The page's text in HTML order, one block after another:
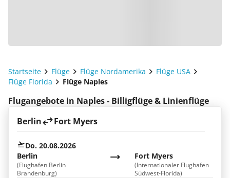
Startseite Flüge Flüge Nordamerika
Flüge USA
Flüge Florida
Flüge Naples
Flugangebote in Naples - Billigflüge & Linienflüge
Berlin
Fort Myers
Do. 20.08.2026
Berlin
(Flughafen Berlin
Brandenburg)
Fort Myers
(Internationaler Flughafen
Südwest-Florida)